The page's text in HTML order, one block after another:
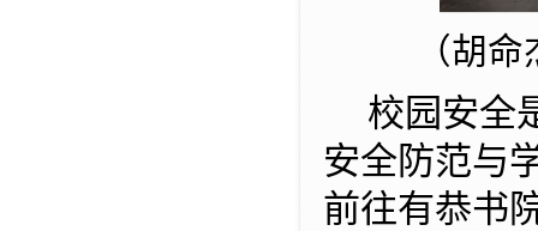
（胡
校园安全
安全防范与
前往有恭书